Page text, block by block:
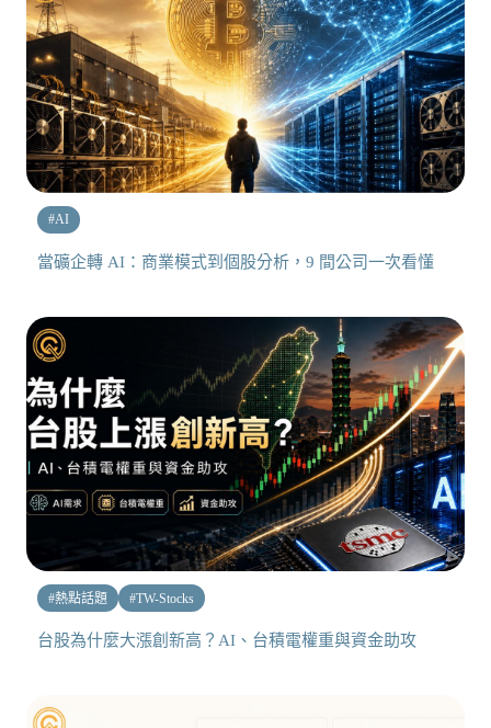
#AI
當礦企轉 AI：商業模式到個股分析，9 間公司一次看懂
#熱點話題 #TW-Stocks
台股為什麼大漲創新高？AI、台積電權重與資金助攻